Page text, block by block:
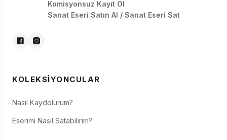
Komisyonsuz Kayıt Ol
Sanat Eseri Satın Al / Sanat Eseri Sat
KOLEKSIYONCULAR
Nasıl Kaydolurum?
Eserimi Nasıl Satabilirim?